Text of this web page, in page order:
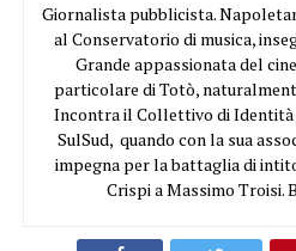
Giornalista pubblicista.
al Conservatorio di musica,
Grande appassionata del
particolare di Totò,
Incontra il Collettivo di
SulSud, quando con la sua
impegna per la battaglia di
Crispi a Massimo Troisi.